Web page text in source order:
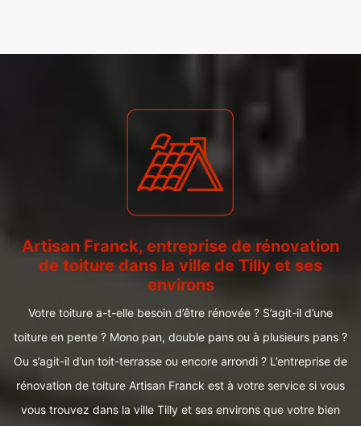
Artisan Franck, entreprise de rénovation
de toiture dans la ville de Tilly et ses
environs
Votre toiture a-t-elle besoin d’être rénovée ? S’agit-il d’une
toiture en pente ? Mono pan, double pans ou à plusieurs pans ?
Ou s’agit-il d’un toit-terrasse ou encore arrondi ? L’entreprise de
rénovation de toiture Artisan Franck est à votre service si vous
vous trouvez dans la ville Tilly et ses environs que votre bien